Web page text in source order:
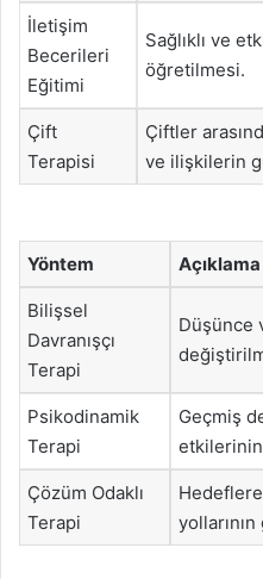
İletişim
Becerileri
Eğitimi
Sağlıklı ve
öğretilmesi.
Çift
Terapisi
Çiftler
ve ilişkilerin
Yöntem Açıklama
Bilişsel
Davranışçı
Terapi
Düşünce
Psikodinamik
Terapi
Geçmiş
Çözüm Odaklı
Terapi